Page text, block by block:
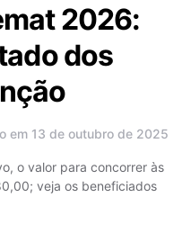
2026:
dos
em 13 de outubro de 2025
o valor para concorrer às
veja os beneficiados